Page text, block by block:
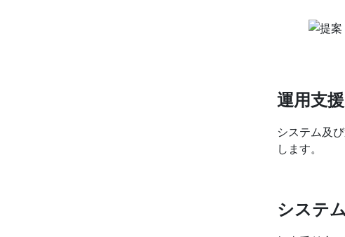
運用支援
システム及
します。
システ